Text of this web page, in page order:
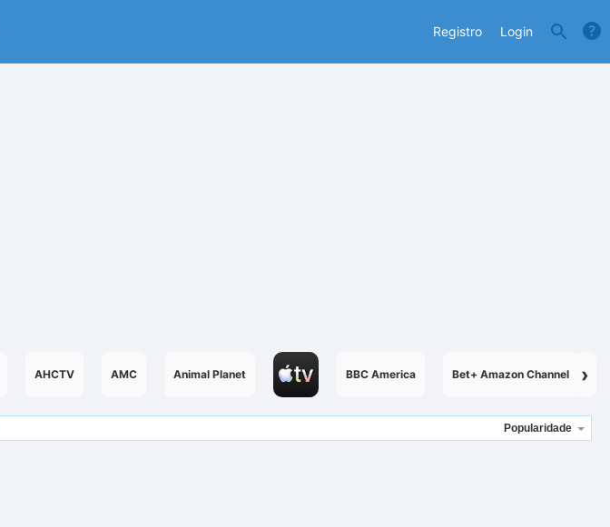
Registro Login
›
AHCTV AMC Animal Planet BBC America Bet+ Amazon Channel
Popularidade